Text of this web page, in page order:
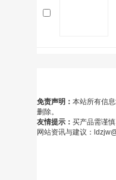
免责声明： 本站所有信
删除。
友情提示： 买产品需谨慎
网站资讯与建议：